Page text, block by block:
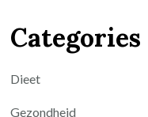
Categories
Dieet
Gezondheid